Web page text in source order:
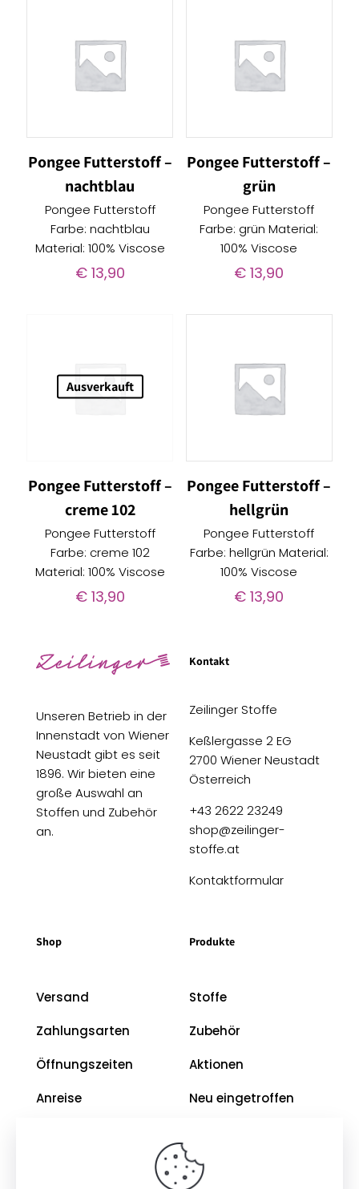
Pongee Futterstoff –
nachtblau
Pongee Futterstoff
Farbe: nachtblau
Material: 100% Viscose
€13,90
Pongee Futterstoff –
grün
Pongee Futterstoff
Farbe: grün Material:
100% Viscose
€ 13,90
Ausverkauft
Pongee Futterstoff –
creme 102
Pongee Futterstoff
Farbe: creme 102
Material: 100% Viscose
€13,90
Pongee Futterstoff –
hellgrün
Pongee Futterstoff
Farbe: hellgrün Material:
100% Viscose
€ 13,90
Unseren Betrieb in der
Innenstadt von Wiener
Neustadt gibt es seit
1896. Wir bieten eine
große Auswahl an
Stoffen und Zubehör
an.
Kontakt
Zeilinger Stoffe
Keßlergasse 2 EG
2700 Wiener Neustadt
Österreich
+43 2622 23249
shop@zeilinger-
stoffe.at
Kontaktformular
Shop
Versand
Zahlungsarten
Öffnungszeiten
Anreise
Produkte
Stoffe
Zubehör
Aktionen
Neu eingetroffen